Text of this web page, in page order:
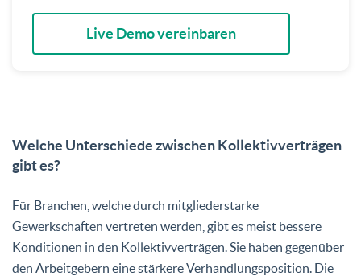
Live Demo vereinbaren
Welche Unterschiede zwischen Kollektivverträgen
gibt es?
Für Branchen, welche durch mitgliederstarke
Gewerkschaften vertreten werden, gibt es meist bessere
Konditionen in den Kollektivverträgen. Sie haben gegenüber
den Arbeitgebern eine stärkere Verhandlungsposition. Die